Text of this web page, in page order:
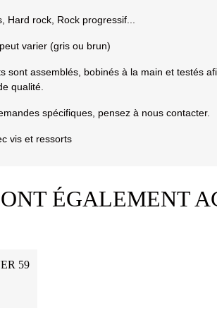
Hard rock, Rock progressif...
varier (gris ou brun)
sont assemblés, bobinés à la main et testés
qualité.
spécifiques, pensez à nous contacter.
vis et ressorts
ÉGALEMENT
59